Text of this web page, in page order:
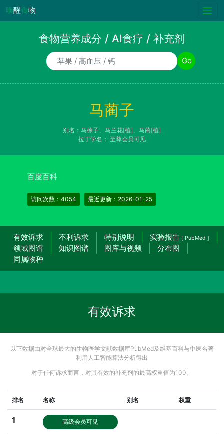
唤醒食物
食物营养成分 / AI食疗 / 补充剂
食物/AI食疗诉求/补充剂名称 Go
马蔺子
别名：马楝子、马兰花[植]、马蔺[植]
拉丁学名： 至尊会员可见
百度百科
访问次数：4054 最近更新：2026-01-25
有效诉求 不利诉求 特别说明 实验报告 [ PubMed ]
领域图谱 知识图谱 图库与视频
分布图
同属物种
有效诉求
以下数据由对全球最大的生物医学文献数据库PubMed及维基百科与中医名著
利用人工智能算法分析得出
对于任何诉求而言，对其有效的补充剂的最高权重值为100。
排名 名称 别名 权重
1 高级会员可见